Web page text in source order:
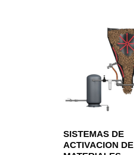
SISTEMAS DE
ACTIVACION DE